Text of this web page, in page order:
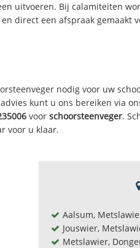
uitvoeren. Bij calamiteiten
direct een afspraak gemaakt
nodig voor uw
kunt u ons bereiken via
voorschoorsteenveger.
voor u klaar.
Aalsum,
Jouswier,
Metslawier,